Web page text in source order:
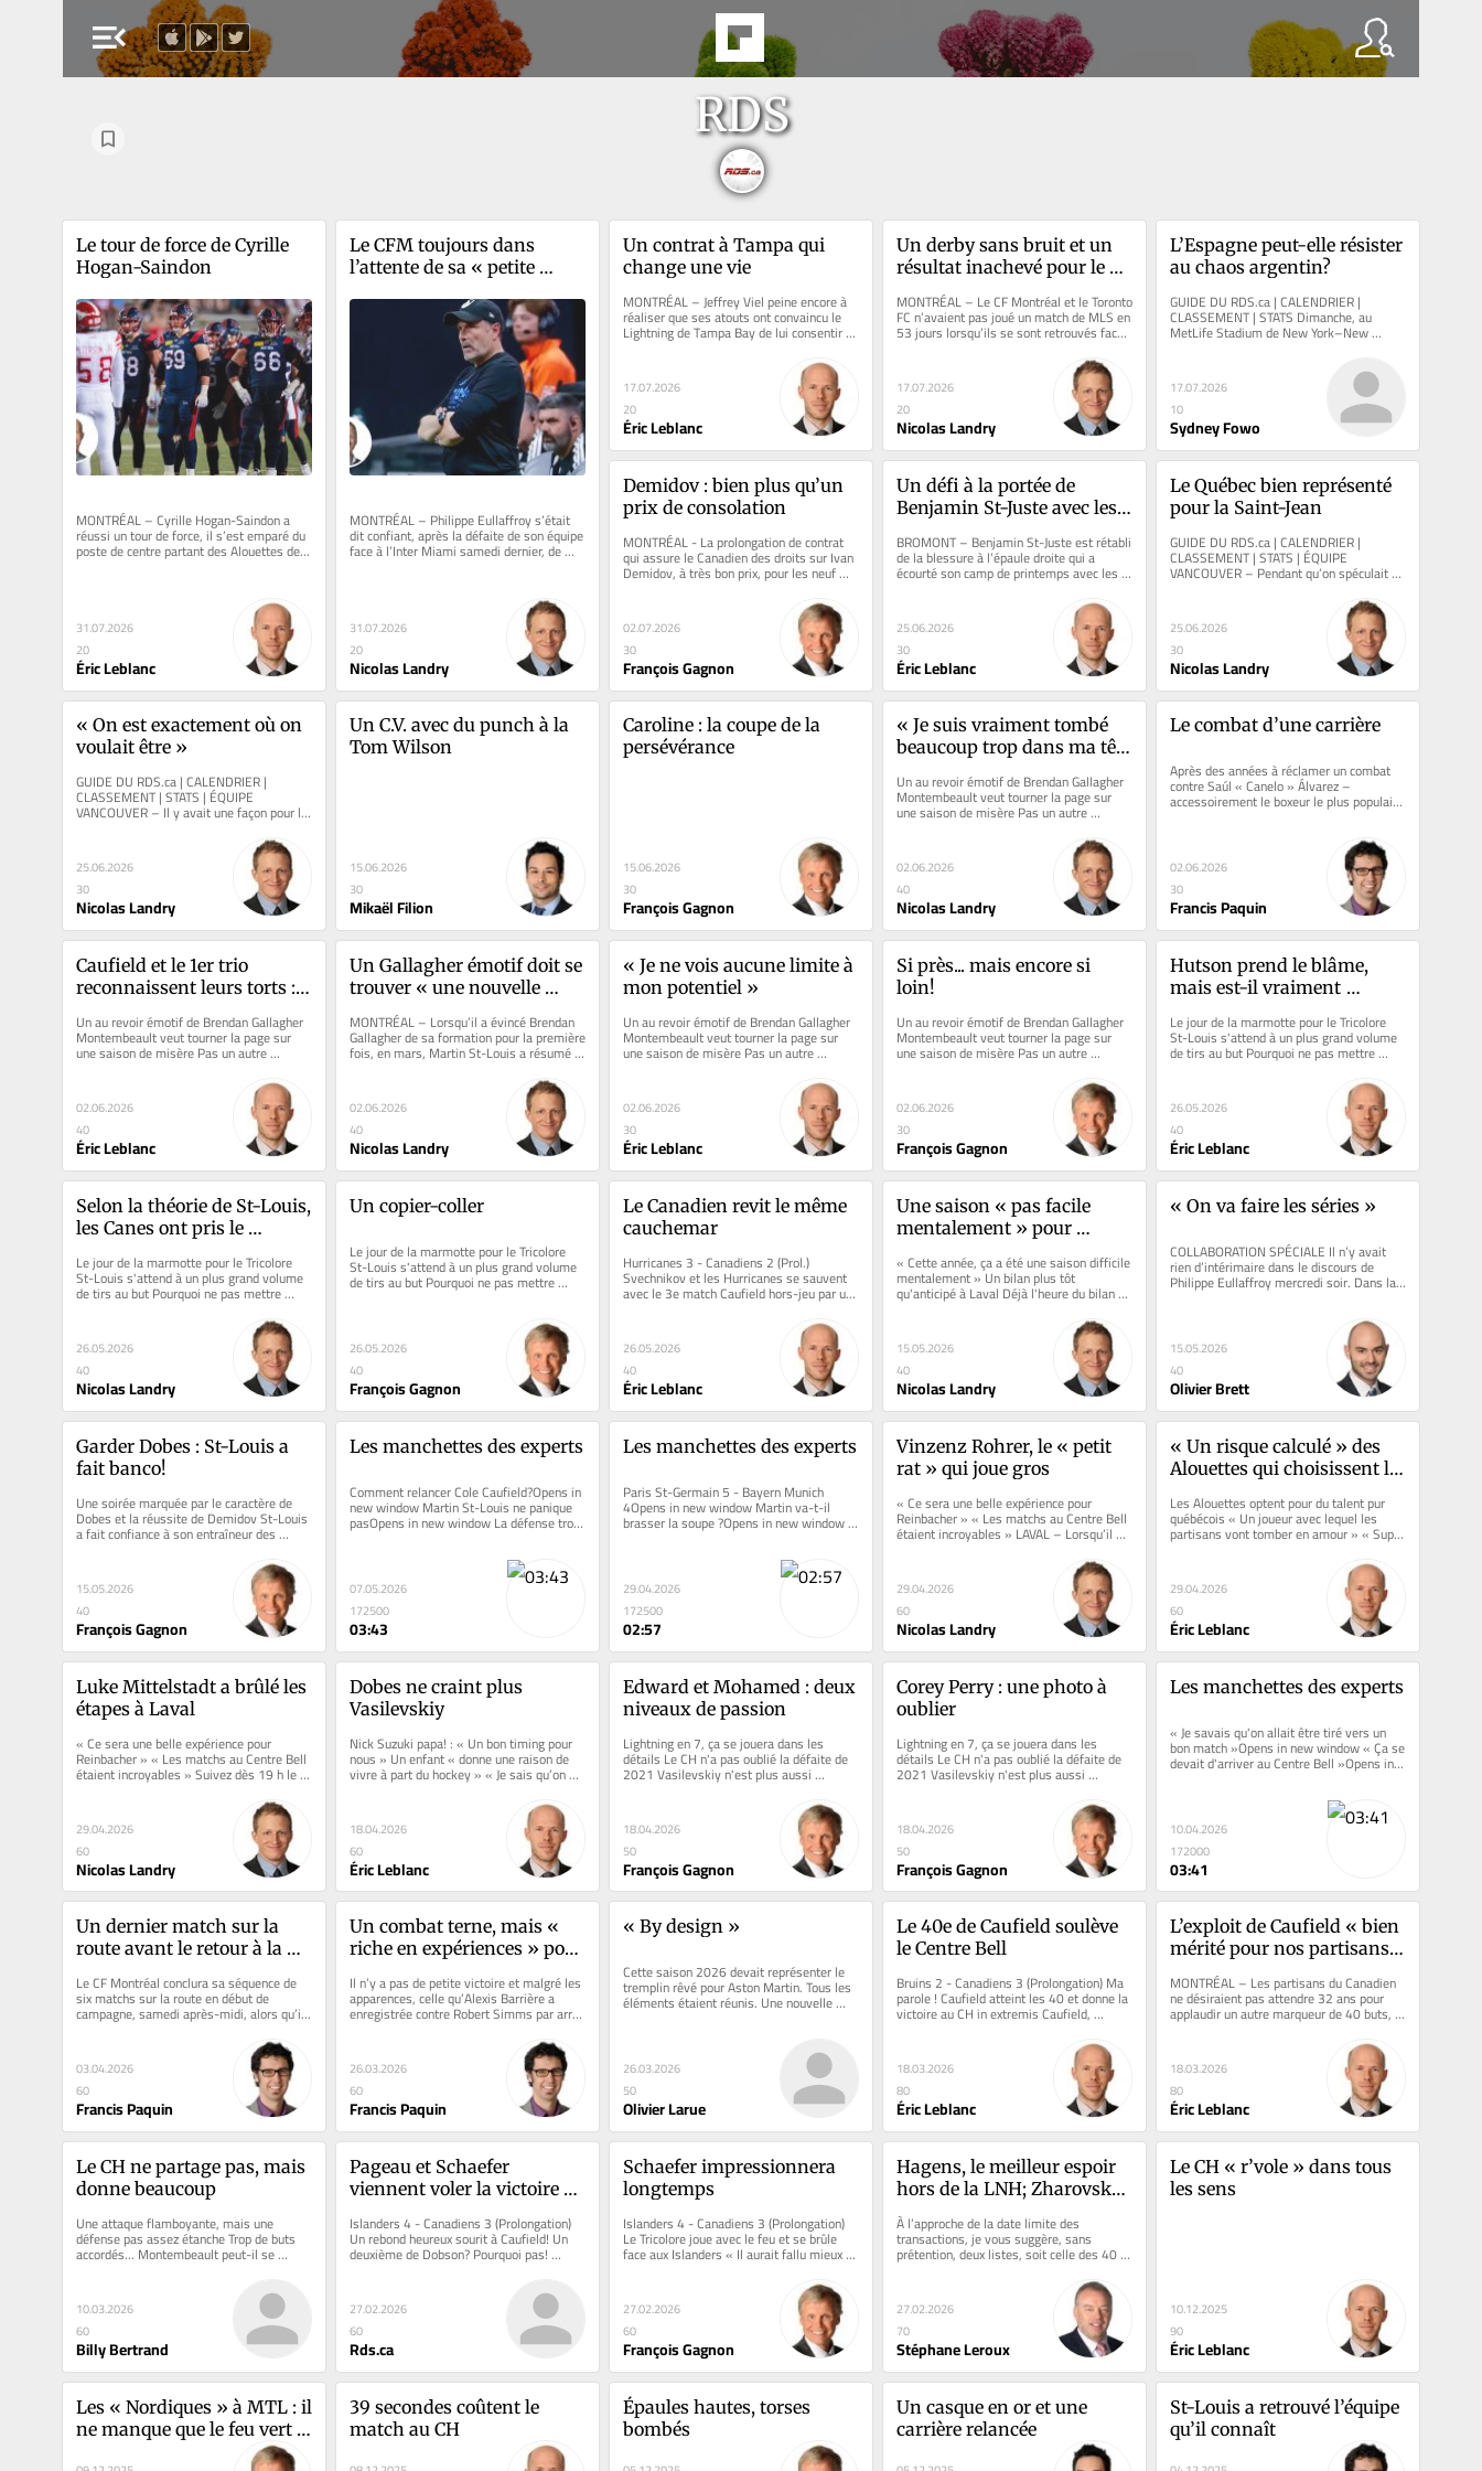
menu_open
RDS
Le tour de force de Cyrille
Hogan-Saindon
MONTRÉAL – Cyrille Hogan-Saindon a
réussi un tour de force, il s’est emparé du
poste de centre partant des Alouettes de
Montréal. Et si on...
31.07.2026
20
Éric Leblanc
Le CFM toujours dans
l’attente de sa « petite
MONTRÉAL – Philippe Eullaffroy s’était
dit confiant, après la défaite de son équipe
face à l’Inter Miami samedi dernier, de
31.07.2026
20
Nicolas Landry
Un contrat à Tampa qui
change une vie
MONTRÉAL – Jeffrey Viel peine encore à
réaliser que ses atouts ont convaincu le
Lightning de Tampa Bay de lui consentir un
contrat de cinq ans...
17.07.2026
20
Éric Leblanc
Un derby sans bruit et un
résultat inachevé pour le CF
MONTRÉAL – Le CF Montréal et le Toronto
FC n’avaient pas joué un match de MLS en
53 jours lorsqu’ils se sont retrouvés face
à face sur la...
17.07.2026
20
Nicolas Landry
L’Espagne peut-elle résister
au chaos argentin?
GUIDE DU RDS.ca | CALENDRIER |
CLASSEMENT | STATS Dimanche, au
MetLife Stadium de New York–New
17.07.2026
10
Sydney Fowo
Demidov : bien plus qu’un
prix de consolation
MONTRÉAL - La prolongation de contrat
qui assure le Canadien des droits sur Ivan
Demidov, à très bon prix, pour les neuf
prochaines années, est...
02.07.2026
30
François Gagnon
Un défi à la portée de
Benjamin St-Juste avec les
BROMONT – Benjamin St-Juste est rétabli
de la blessure à l’épaule droite qui a
écourté son camp de printemps avec les
Packers de Green Bay et...
25.06.2026
30
Éric Leblanc
Le Québec bien représenté
pour la Saint-Jean
GUIDE DU RDS.ca | CALENDRIER |
CLASSEMENT | STATS | ÉQUIPE
VANCOUVER – Pendant qu’on spéculait
sur l’identité du milieu de terrain qui...
25.06.2026
30
Nicolas Landry
« On est exactement où on
voulait être »
GUIDE DU RDS.ca | CALENDRIER |
CLASSEMENT | STATS | ÉQUIPE
VANCOUVER – Il y avait une façon pour le
Canada de se faciliter la vie pour la suite
25.06.2026
30
Nicolas Landry
Un C.V. avec du punch à la
Tom Wilson
15.06.2026
30
Mikaël Filion
Caroline : la coupe de la
persévérance
15.06.2026
30
François Gagnon
« Je suis vraiment tombé
beaucoup trop dans ma tête
Un au revoir émotif de Brendan Gallagher
Montembeault veut tourner la page sur
une saison de misère Pas un autre
02.06.2026
40
Nicolas Landry
Le combat d’une carrière
Après des années à réclamer un combat
contre Saúl « Canelo » Álvarez –
accessoirement le boxeur le plus populaire
02.06.2026
30
Francis Paquin
Caufield et le 1er trio
reconnaissent leurs torts : «
Un au revoir émotif de Brendan Gallagher
Montembeault veut tourner la page sur
une saison de misère Pas un autre
02.06.2026
40
Éric Leblanc
Un Gallagher émotif doit se
trouver « une nouvelle
maison »
MONTRÉAL – Lorsqu’il a évincé Brendan
Gallagher de sa formation pour la première
fois, en mars, Martin St-Louis a résumé
ainsi la...
02.06.2026
40
Nicolas Landry
« Je ne vois aucune limite à
mon potentiel »
Un au revoir émotif de Brendan Gallagher
Montembeault veut tourner la page sur
une saison de misère Pas un autre
02.06.2026
30
Éric Leblanc
Si près... mais encore si
loin!
Un au revoir émotif de Brendan Gallagher
Montembeault veut tourner la page sur
une saison de misère Pas un autre
02.06.2026
30
François Gagnon
Hutson prend le blâme,
mais est-il vraiment
Le jour de la marmotte pour le Tricolore
St-Louis s'attend à un plus grand volume
de tirs au but Pourquoi ne pas mettre
Andersen davantage à...
26.05.2026
40
Éric Leblanc
Selon la théorie de St-Louis,
les Canes ont pris le
Le jour de la marmotte pour le Tricolore
St-Louis s'attend à un plus grand volume
de tirs au but Pourquoi ne pas mettre
Andersen davantage à...
26.05.2026
40
Nicolas Landry
Un copier-coller
Le jour de la marmotte pour le Tricolore
St-Louis s'attend à un plus grand volume
de tirs au but Pourquoi ne pas mettre
Andersen davantage à...
26.05.2026
40
François Gagnon
Le Canadien revit le même
cauchemar
Hurricanes 3 - Canadiens 2 (Prol.)
Svechnikov et les Hurricanes se sauvent
avec le 3e match Caufield hors-jeu par un
26.05.2026
40
Éric Leblanc
Une saison « pas facile
mentalement » pour
« Cette année, ça a été une saison difficile
mentalement » Un bilan plus tôt
qu'anticipé à Laval Déjà l'heure du bilan
chez le...
15.05.2026
40
Nicolas Landry
« On va faire les séries »
COLLABORATION SPÉCIALE Il n’y avait
rien d’intérimaire dans le discours de
Philippe Eullaffroy mercredi soir. Dans la
foulée du match nul (2-2)...
15.05.2026
40
Olivier Brett
Garder Dobes : St-Louis a
fait banco!
Une soirée marquée par le caractère de
Dobes et la réussite de Demidov St-Louis
a fait confiance à son entraîneur des
15.05.2026
40
François Gagnon
Les manchettes des experts
Comment relancer Cole Caufield?Opens in
new window Martin St-Louis ne panique
pasOpens in new window La défense trop
passive face aux attaquants...
07.05.2026
172500
03:43
Les manchettes des experts
Paris St-Germain 5 - Bayern Munich
4Opens in new window Martin va-t-il
brasser la soupe ?Opens in new window
Les manchettes des expertsOpens in
29.04.2026
172500
02:57
Vinzenz Rohrer, le « petit
rat » qui joue gros
« Ce sera une belle expérience pour
Reinbacher » « Les matchs au Centre Bell
étaient incroyables » LAVAL – Lorsqu’il
est apparu dans la...
29.04.2026
60
Nicolas Landry
« Un risque calculé » des
Alouettes qui choisissent le
Les Alouettes optent pour du talent pur
québécois « Un joueur avec lequel les
partisans vont tomber en amour » « Super
excité de revenir à...
29.04.2026
60
Éric Leblanc
Luke Mittelstadt a brûlé les
étapes à Laval
« Ce sera une belle expérience pour
Reinbacher » « Les matchs au Centre Bell
étaient incroyables » Suivez dès 19 h le
1er match de la série...
29.04.2026
60
Nicolas Landry
Dobes ne craint plus
Vasilevskiy
Nick Suzuki papa! : « Un bon timing pour
nous » Un enfant « donne une raison de
vivre à part du hockey » « Je sais qu’on
peut accomplir de...
18.04.2026
60
Éric Leblanc
Edward et Mohamed : deux
niveaux de passion
Lightning en 7, ça se jouera dans les
détails Le CH n'a pas oublié la défaite de
2021 Vasilevskiy n'est plus aussi
invincible en séries...
18.04.2026
50
François Gagnon
Corey Perry : une photo à
oublier
Lightning en 7, ça se jouera dans les
détails Le CH n'a pas oublié la défaite de
2021 Vasilevskiy n'est plus aussi
invincible en séries...
18.04.2026
50
François Gagnon
Les manchettes des experts
« Je savais qu'on allait être tiré vers un
bon match »Opens in new window « Ça se
devait d'arriver au Centre Bell »Opens in
10.04.2026
172000
03:41
Un dernier match sur la
route avant le retour à la
Le CF Montréal conclura sa séquence de
six matchs sur la route en début de
campagne, samedi après-midi, alors qu’il
rendra visite au Revolution...
03.04.2026
60
Francis Paquin
Un combat terne, mais «
riche en expériences » pour
Il n’y a pas de petite victoire et malgré les
apparences, celle qu’Alexis Barrière a
enregistrée contre Robert Simms par arrêt
de l’arbitre...
26.03.2026
60
Francis Paquin
« By design »
Cette saison 2026 devait représenter le
tremplin rêvé pour Aston Martin. Tous les
éléments étaient réunis. Une nouvelle
26.03.2026
50
Olivier Larue
Le 40e de Caufield soulève
le Centre Bell
Bruins 2 - Canadiens 3 (Prolongation) Ma
parole ! Caufield atteint les 40 et donne la
victoire au CH in extremis Caufield,
18.03.2026
80
Éric Leblanc
L’exploit de Caufield « bien
mérité pour nos partisans »
après l’attente de 32 ans
MONTRÉAL – Les partisans du Canadien
ne désiraient pas attendre 32 ans pour
applaudir un autre marqueur de 40 buts,
mais on pouvait ressentir leur...
18.03.2026
80
Éric Leblanc
Le CH ne partage pas, mais
donne beaucoup
Une attaque flamboyante, mais une
défense pas assez étanche Trop de buts
accordés... Montembeault peut-il se
relancer? « Le meilleur de Slafkovsky...
10.03.2026
60
Billy Bertrand
Pageau et Schaefer
viennent voler la victoire au
Islanders 4 - Canadiens 3 (Prolongation)
Un rebond heureux sourit à Caufield! Un
deuxième de Dobson? Pourquoi pas!
Dobson marque contre son ancienne...
27.02.2026
60
Rds.ca
Schaefer impressionnera
longtemps
Islanders 4 - Canadiens 3 (Prolongation)
Le Tricolore joue avec le feu et se brûle
face aux Islanders « Il aurait fallu mieux
27.02.2026
60
François Gagnon
Hagens, le meilleur espoir
hors de la LNH; Zharovsky
et Hage font belle figure
À l’approche de la date limite des
transactions, je vous suggère, sans
prétention, deux listes, soit celle des 40
meilleurs espoirs LNH...
27.02.2026
70
Stéphane Leroux
Le CH « r’vole » dans tous
les sens
10.12.2025
90
Éric Leblanc
Les « Nordiques » à MTL : il
ne manque que le feu vert
39 secondes coûtent le
match au CH
Épaules hautes, torses
bombés
Un casque en or et une
carrière relancée
St-Louis a retrouvé l’équipe
qu’il connaît